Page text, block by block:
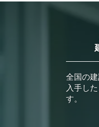
全国の
入手し
す。